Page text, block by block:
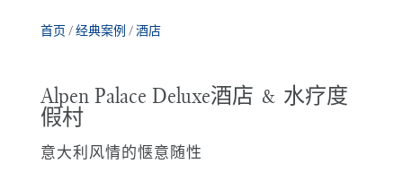
首页 /经典案例 /酒店
Alpen Palace Deluxe酒店 & 水疗度
假村
意大利风情的惬意随性